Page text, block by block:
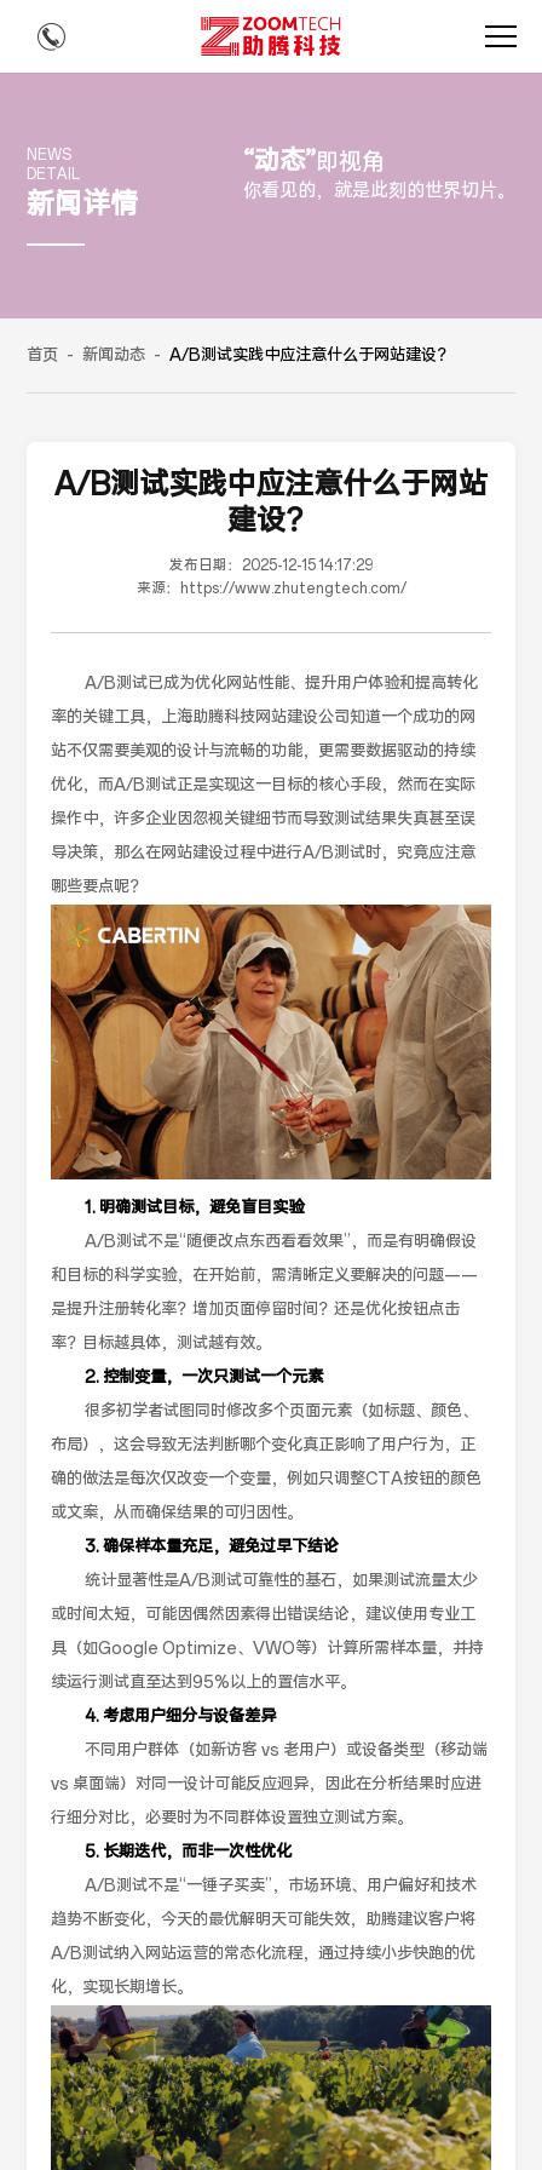
NEWS
DETAIL
新闻详情
“动态”即视角
你看见的，就是此刻的世界切片。
首页 - 新闻动态 - A/B测试实践中应注意什么于网站建设？
A/B测试实践中应注意什么于网站
建设？
发布日期： 2025-12-15 14:17:29
来源：
https://www.zhutengtech.com/
A/B测试已成为优化网站性能、提升用户体验和提高转化
率的关键工具，上海助腾科技网站建设公司知道一个成功的网
站不仅需要美观的设计与流畅的功能，更需要数据驱动的持续
优化，而A/B测试正是实现这一目标的核心手段，然而在实际
操作中，许多企业因忽视关键细节而导致测试结果失真甚至误
导决策，那么在网站建设过程中进行A/B测试时，究竟应注意
哪些要点呢？
1. 明确测试目标，避免盲目实验
A/B测试不是“随便改点东西看看效果”，而是有明确假设
和目标的科学实验，在开始前，需清晰定义要解决的问题——
是提升注册转化率？增加页面停留时间？还是优化按钮点击
率？目标越具体，测试越有效。
2. 控制变量，一次只测试一个元素
很多初学者试图同时修改多个页面元素（如标题、颜色、
布局），这会导致无法判断哪个变化真正影响了用户行为，正
确的做法是每次仅改变一个变量，例如只调整CTA按钮的颜色
或文案，从而确保结果的可归因性。
3. 确保样本量充足，避免过早下结论
统计显著性是A/B测试可靠性的基石，如果测试流量太少
或时间太短，可能因偶然因素得出错误结论，建议使用专业工
具（如Google Optimize、VWO等）计算所需样本量，并持
续运行测试直至达到95%以上的置信水平。
4. 考虑用户细分与设备差异
不同用户群体（如新访客 vs 老用户）或设备类型（移动端
vs 桌面端）对同一设计可能反应迥异，因此在分析结果时应进
行细分对比，必要时为不同群体设置独立测试方案。
5. 长期迭代，而非一次性优化
A/B测试不是“一锤子买卖”，市场环境、用户偏好和技术
趋势不断变化，今天的最优解明天可能失效，助腾建议客户将
A/B测试纳入网站运营的常态化流程，通过持续小步快跑的优
化，实现长期增长。